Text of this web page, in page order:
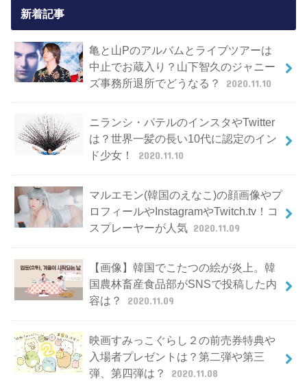
新着記事
亀と山Pのアルバムとライブツアーは
中止でお蔵入り？山下智久のジャニー
ズ事務所退所でどうなる？
2020.11.10
ニランシ・パテルのインスタやTwitter
は？世界一髪の長い10代に認定のイン
ド少女！
2020.11.10
マルエモン(韓国のえなこ)の顔画像やプ
ロフィールやInstagramやTwitch.tv！コ
スプレーヤーが人気 2020.11.09
【画像】韓国でこたつの絵が炎上。韓
国農林畜産食品部がSNSで投稿した内
容は？
2020.11.09
映画すみっこぐらし２の前売券特典や
入場者プレゼントは？第二弾や第三
弾、第四弾は？
2020.11.08